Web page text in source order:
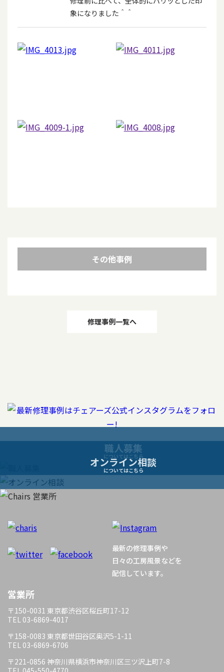
象になりました＾＾
その他事例
ゲ
ー
シ
ョ
ン
修理事例一覧へ
職人募集
についてはこちら
オンライン相談
についてはこちら
最新の修理事例や
日々の工房風景などを
配信しています。
営業所
〒150-0031 東京都渋谷区桜丘町17-12
TEL 03-6869-4017
〒158-0083 東京都世田谷区奥沢5-1-11
TEL 03-6869-6706
〒221-0856 神奈川県横浜市神奈川区三ツ沢上町7-8